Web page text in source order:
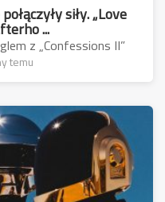
siły. „Love
...
z „Confessions II”
temu